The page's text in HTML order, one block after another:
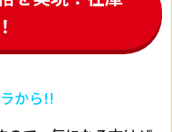
から!!